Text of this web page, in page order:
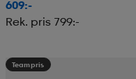
609:-
Rek. pris 799:-
Teampris